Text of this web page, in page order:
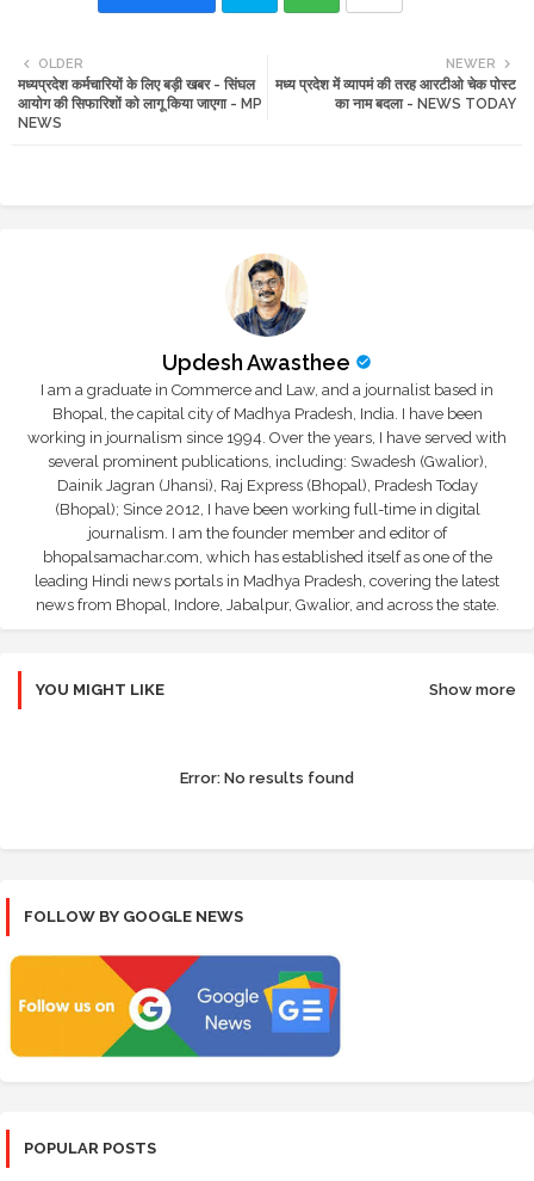
tte ats
NEWER
मध्य प्रदेश में व्यापमं की तरह आरटीओ चेक पोस्ट
का नाम बदला - NEWS TODAY
OLDER
मध्यप्रदेश कर्मचारियों के लिए बड़ी खबर - सिंघल
आयोग की सिफारिशों को लागू किया जाएगा - MP
NEWS
Updesh Awasthee
I am a graduate in Commerce and Law, and a journalist based in
Bhopal, the capital city of Madhya Pradesh, India. I have been
working in journalism since 1994. Over the years, I have served with
several prominent publications, including: Swadesh (Gwalior),
Dainik Jagran (Jhansi), Raj Express (Bhopal), Pradesh Today
(Bhopal); Since 2012, I have been working full-time in digital
journalism. I am the founder member and editor of
bhopalsamachar.com, which has established itself as one of the
leading Hindi news portals in Madhya Pradesh, covering the latest
news from Bhopal, Indore, Jabalpur, Gwalior, and across the state.
YOU MIGHT LIKE Show more
Error: No results found
FOLLOW BY GOOGLE NEWS
POPULAR POSTS